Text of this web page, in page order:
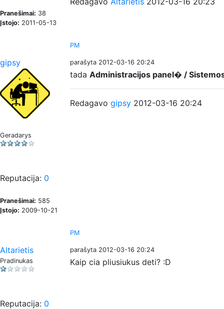
Pranešimai: 38
Įstojo: 2011-05-13
PM
gipsy parašyta 2012-03-16 20:24
Geradarys
Reputacija: 0
Pranešimai: 585
Įstojo: 2009-10-21
tada Administracijos panel� /
Redagavo gipsy 2012-03-16 20:24
PM
Altarietis
parašyta 2012-03-16 20:24
Pradinukas
Reputacija: 0
Kaip cia pliusiukus deti? :D